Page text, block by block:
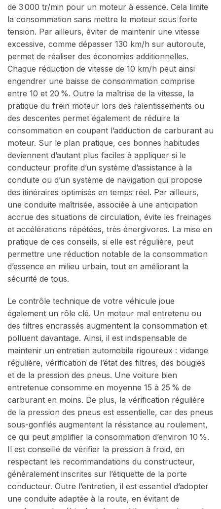
de 3 000 tr/min pour un moteur à essence. Cela limite
la consommation sans mettre le moteur sous forte
tension. Par ailleurs, éviter de maintenir une vitesse
excessive, comme dépasser 130 km/h sur autoroute,
permet de réaliser des économies additionnelles.
Chaque réduction de vitesse de 10 km/h peut ainsi
engendrer une baisse de consommation comprise
entre 10 et 20 %. Outre la maîtrise de la vitesse, la
pratique du frein moteur lors des ralentissements ou
des descentes permet également de réduire la
consommation en coupant l’adduction de carburant au
moteur. Sur le plan pratique, ces bonnes habitudes
deviennent d’autant plus faciles à appliquer si le
conducteur profite d’un système d’assistance à la
conduite ou d’un système de navigation qui propose
des itinéraires optimisés en temps réel. Par ailleurs,
une conduite maîtrisée, associée à une anticipation
accrue des situations de circulation, évite les freinages
et accélérations répétées, très énergivores. La mise en
pratique de ces conseils, si elle est régulière, peut
permettre une réduction notable de la consommation
d’essence en milieu urbain, tout en améliorant la
sécurité de tous.
Le contrôle technique de votre véhicule joue
également un rôle clé. Un moteur mal entretenu ou
des filtres encrassés augmentent la consommation et
polluent davantage. Ainsi, il est indispensable de
maintenir un entretien automobile rigoureux : vidange
régulière, vérification de l’état des filtres, des bougies
et de la pression des pneus. Une voiture bien
entretenue consomme en moyenne 15 à 25 % de
carburant en moins. De plus, la vérification régulière
de la pression des pneus est essentielle, car des pneus
sous-gonflés augmentent la résistance au roulement,
ce qui peut amplifier la consommation d’environ 10 %.
Il est conseillé de vérifier la pression à froid, en
respectant les recommandations du constructeur,
généralement inscrites sur l’étiquette de la porte
conducteur. Outre l’entretien, il est essentiel d’adopter
une conduite adaptée à la route, en évitant de